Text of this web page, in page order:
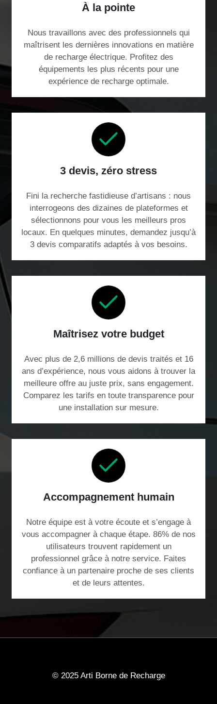
À la pointe
Nous travaillons avec des professionnels qui
maîtrisent les dernières innovations en matière
de recharge électrique. Profitez des
équipements les plus récents pour une
expérience de recharge optimale.
3 devis, zéro stress
Fini la recherche fastidieuse d’artisans : nous
interrogeons des dizaines de plateformes et
sélectionnons pour vous les meilleurs pros
locaux. En quelques minutes, demandez jusqu’à
3 devis comparatifs adaptés à vos besoins.
Maîtrisez votre budget
Avec plus de 2,6 millions de devis traités et 16
ans d’expérience, nous vous aidons à trouver la
meilleure offre au juste prix, sans engagement.
Comparez les tarifs en toute transparence pour
une installation sur mesure.
Accompagnement humain
Notre équipe est à votre écoute et s’engage à
vous accompagner à chaque étape. 86% de nos
utilisateurs trouvent rapidement un
professionnel grâce à notre service. Faites
confiance à un partenaire proche de ses clients
et de leurs attentes.
© 2025 Arti Borne de Recharge